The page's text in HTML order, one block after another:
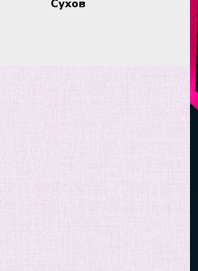
Сухов